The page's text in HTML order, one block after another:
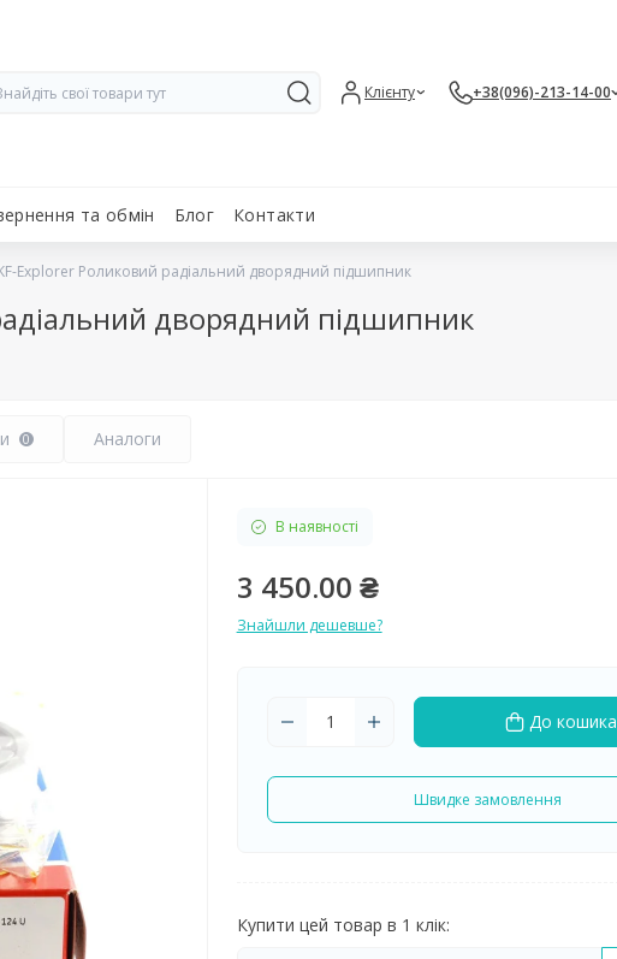
Клієнту +38(096)-213-14-00
та обмін Блог Контакти
Explorer Роликовий радіальний дворядний підшипник
дворядний підшипник
0 Аналоги
В наявності
3 450.00 ₴
Знайшли дешевше?
До кошика
Швидке замовлення
Купити цей товар в 1 клік: